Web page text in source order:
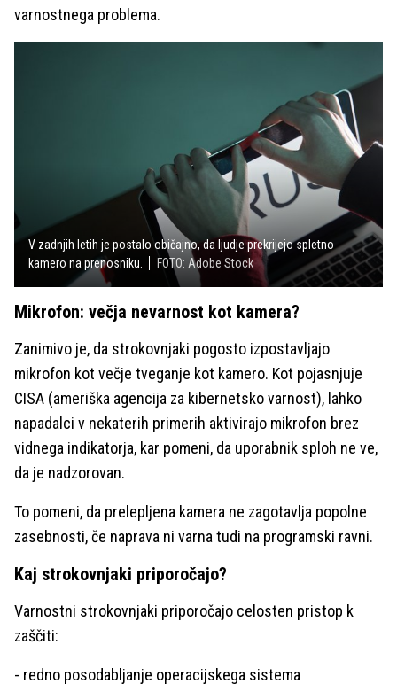
varnostnega problema.
V zadnjih letih je postalo običajno, da ljudje prekrijejo spletno
kamero na prenosniku.
FOTO: Adobe Stock
Mikrofon: večja nevarnost kot kamera?
Zanimivo je, da strokovnjaki pogosto izpostavljajo
mikrofon kot večje tveganje kot kamero. Kot pojasnjuje
CISA (ameriška agencija za kibernetsko varnost), lahko
napadalci v nekaterih primerih aktivirajo mikrofon brez
vidnega indikatorja, kar pomeni, da uporabnik sploh ne ve,
da je nadzorovan.
To pomeni, da prelepljena kamera ne zagotavlja popolne
zasebnosti, če naprava ni varna tudi na programski ravni.
Kaj strokovnjaki priporočajo?
Varnostni strokovnjaki priporočajo celosten pristop k
zaščiti:
- redno posodabljanje operacijskega sistema